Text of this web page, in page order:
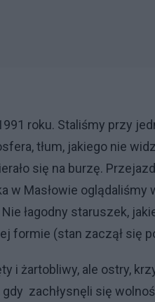
roku. Staliśmy przy
tłum, jakiego nie
się na burzę.
w Masłowie
łagodny staruszek,
formie (stan zaczął się
i żartobliwy, ale ostry,
gdy zachłysnęli się